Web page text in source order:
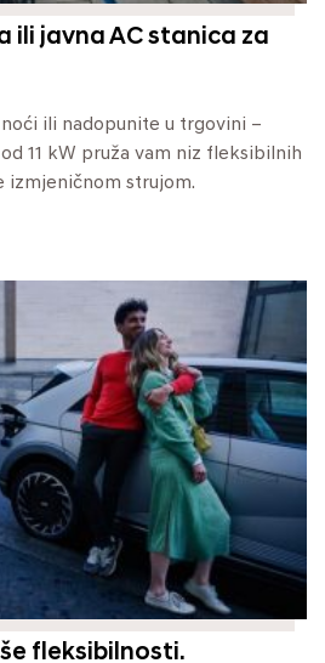
ili javna AC stanica za
ili nadopunite u trgovini –
11 kW pruža vam niz fleksibilnih
izmjeničnom strujom.
fleksibilnosti.